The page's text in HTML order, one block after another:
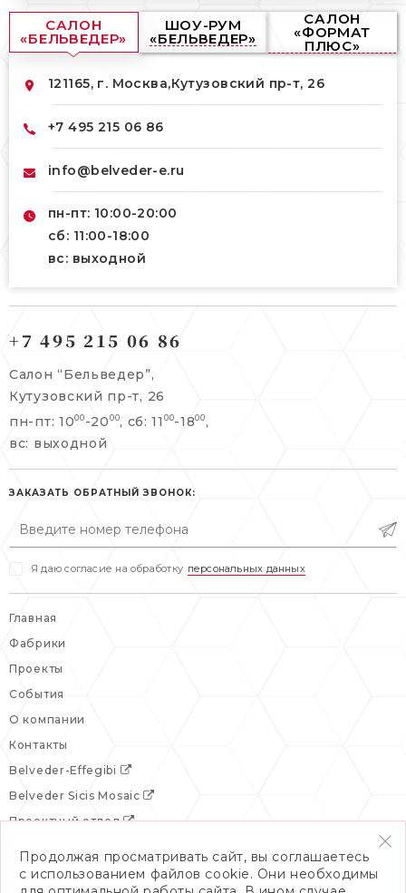
САЛОН
«БЕЛЬВЕДЕР»
ШОУ-РУМ
«БЕЛЬВЕДЕР»
САЛОН
«ФОРМАТ
ПЛЮС»
121165, г. Москва,Кутузовский пр-т, 26
+7 495 215 06 86
info@belveder-e.ru
пн-пт: 10:00-20:00
сб: 11:00-18:00
вс: выходной
info@belveder-e.ru
пн-пт: 10:00-20:00
сб, вс: выходной
Берсеневский переулок, 3/10с7
+7 495 477 45 43
info@belveder-e.ru
пн-пт: 10:00-19:00
сб: выходной
+7 495 215 06 86
Салон “Бельведер”,
Кутузовский пр-т, 26
пн-пт: 1000 -20 00, сб: 11 00-1800 ,
вс: выходной
ЗАКАЗАТЬ ОБРАТНЫЙ ЗВОНОК:
Я даю согласие на обработку персональных данных
Главная
Фабрики
Проекты
События
О компании
Контакты
Belveder-Effegibi
Belveder Sicis Mosaic
Проектный отдел
Продолжая просматривать сайт, вы соглашаетесь
с использованием файлов cookie. Они необходимы